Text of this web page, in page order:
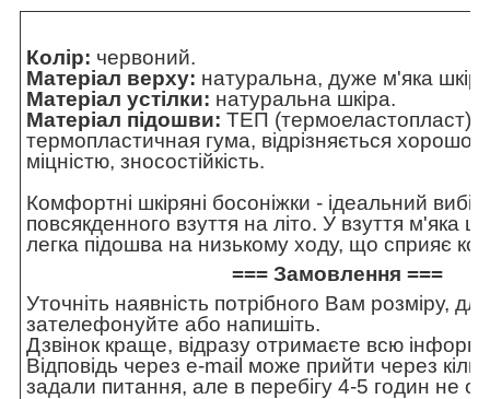
Колір: червоний.
Матеріал верху: натуральна, дуже м'яка
Матеріал устілки: натуральна шкіра.
Матеріал підошви: ТЕП (термоеластопласт)
термопластичная гума, відрізняється хорошою
міцністю, зносостійкість.
Комфортні шкіряні босоніжки - ідеальний
повсякденного взуття на літо. У взуття м'яка
легка підошва на низькому ходу, що сприяє
=== Замовлення ===
Уточніть наявність потрібного Вам розміру,
зателефонуйте або напишіть.
Дзвінок краще, відразу отримаєте всю
Відповідь через e-mail може прийти через
задали питання, але в перебігу 4-5 годин не